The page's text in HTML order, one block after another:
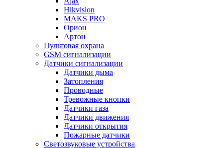
Hikvision
MAKS PRO
Орион
Артон
Пультовая охрана
GSM сигнализации
Датчики сигнализации
Датчики дыма
Затопления
Проводные
Тревожные кнопки
Датчики газа
Датчики движения
Датчики открытия
Пожарные датчики
Светозвуковые устройства